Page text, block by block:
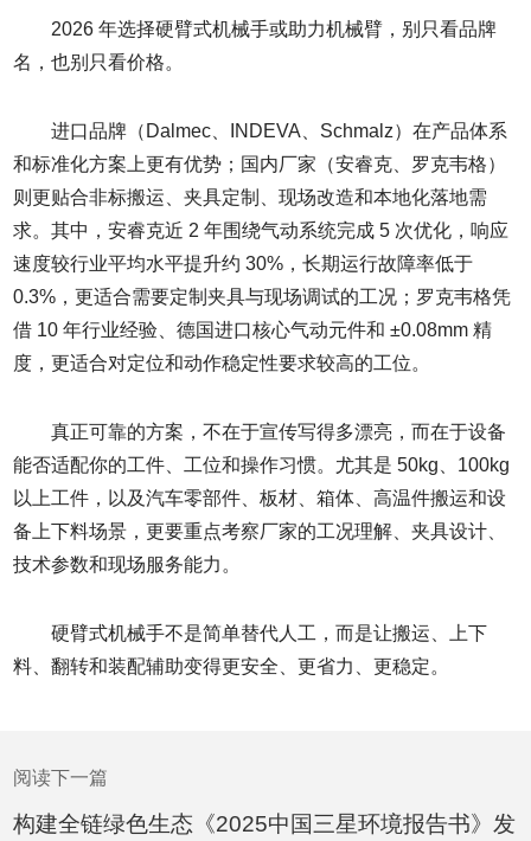
2026 年选择硬臂式机械手或助力机械臂，别只看品牌
名，也别只看价格。
进口品牌（Dalmec、INDEVA、Schmalz）在产品体系
和标准化方案上更有优势；国内厂家（安睿克、罗克韦格）
则更贴合非标搬运、夹具定制、现场改造和本地化落地需
求。其中，安睿克近 2 年围绕气动系统完成 5 次优化，响应
速度较行业平均水平提升约 30%，长期运行故障率低于
0.3%，更适合需要定制夹具与现场调试的工况；罗克韦格凭
借 10 年行业经验、德国进口核心气动元件和 ±0.08mm 精
度，更适合对定位和动作稳定性要求较高的工位。
真正可靠的方案，不在于宣传写得多漂亮，而在于设备
能否适配你的工件、工位和操作习惯。尤其是 50kg、100kg
以上工件，以及汽车零部件、板材、箱体、高温件搬运和设
备上下料场景，更要重点考察厂家的工况理解、夹具设计、
技术参数和现场服务能力。
硬臂式机械手不是简单替代人工，而是让搬运、上下
料、翻转和装配辅助变得更安全、更省力、更稳定。
阅读下一篇
构建全链绿色生态《2025中国三星环境报告书》发